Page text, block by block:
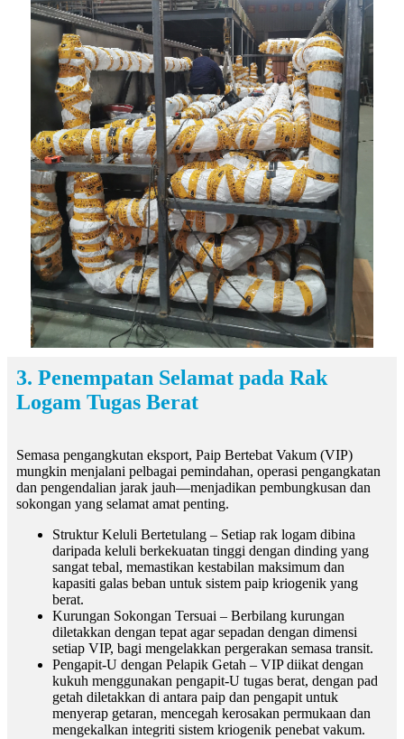
3. Penempatan Selamat pada Rak
Logam Tugas Berat
Semasa pengangkutan eksport, Paip Bertebat Vakum (VIP)
mungkin menjalani pelbagai pemindahan, operasi pengangkatan
dan pengendalian jarak jauh—menjadikan pembungkusan dan
sokongan yang selamat amat penting.
Struktur Keluli Bertetulang – Setiap rak logam dibina
daripada keluli berkekuatan tinggi dengan dinding yang
sangat tebal, memastikan kestabilan maksimum dan
kapasiti galas beban untuk sistem paip kriogenik yang
berat.
Kurungan Sokongan Tersuai – Berbilang kurungan
diletakkan dengan tepat agar sepadan dengan dimensi
setiap VIP, bagi mengelakkan pergerakan semasa transit.
Pengapit-U dengan Pelapik Getah – VIP diikat dengan
kukuh menggunakan pengapit-U tugas berat, dengan pad
getah diletakkan di antara paip dan pengapit untuk
menyerap getaran, mencegah kerosakan permukaan dan
mengekalkan integriti sistem kriogenik penebat vakum.